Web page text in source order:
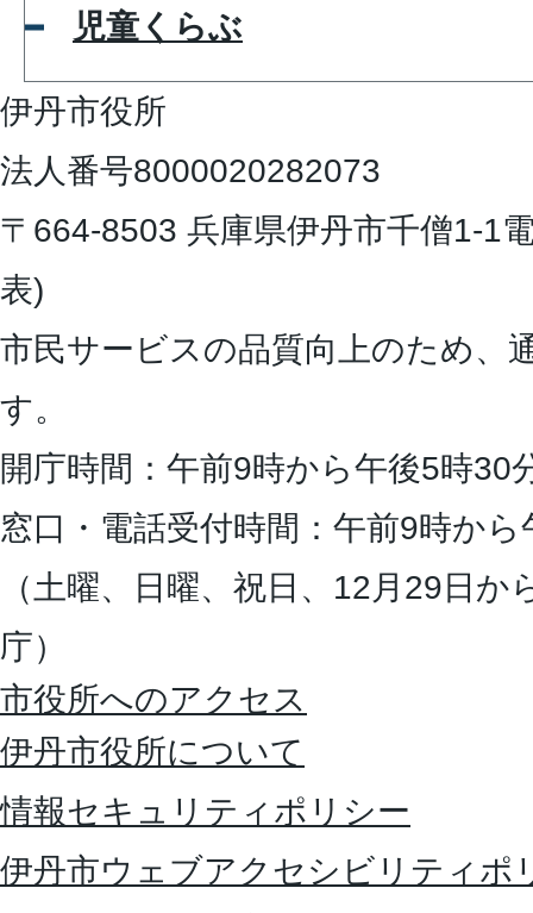
児童くらぶ
伊丹市役所
法人番号8000020282073
〒664-8503 兵庫県伊丹市千僧1-1
表)
市民サービスの品質向上のため、
す。
開庁時間：午前9時から午後5時30
窓口・電話受付時間：午前9時か
（土曜、日曜、祝日、12月29日
庁）
市役所へのアクセス
伊丹市役所について
情報セキュリティポリシー
伊丹市ウェブアクセシビリティポ